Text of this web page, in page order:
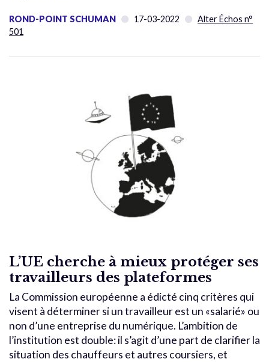
ROND-POINT SCHUMAN 17-03-2022
Alter Échos n°
501
L’UE cherche à mieux protéger ses
travailleurs des plateformes
La Commission européenne a édicté cinq critères qui
visent à déterminer si un travailleur est un «salarié» ou
non d’une entreprise du numérique. L’ambition de
l’institution est double: il s’agit d’une part de clarifier la
situation des chauffeurs et autres coursiers, et